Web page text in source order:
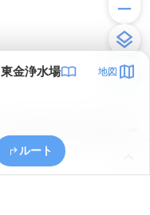
金浄水場 地図
ルート